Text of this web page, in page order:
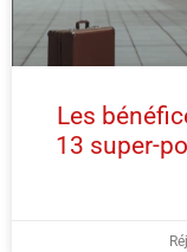
Les
13 super-